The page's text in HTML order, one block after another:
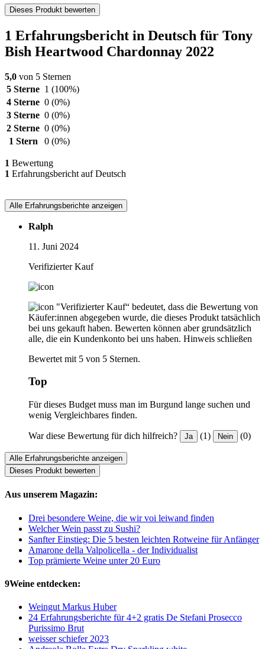
Dieses Produkt bewerten
1 Erfahrungsbericht in Deutsch für Tony
Bish Heartwood Chardonnay 2022
5,0 von 5 Sternen
5 Sterne 1 (100%)
4 Sterne 0 (0%)
3 Sterne 0 (0%)
2 Sterne 0 (0%)
1 Stern
0 (0%)
1 Bewertung
1 Erfahrungsbericht auf Deutsch
Alle Erfahrungsberichte anzeigen
Ralph
11. Juni 2024
Verifizierter Kauf
"Verifizierter Kauf“ bedeutet, dass die Bewertung von
Käufer:innen abgegeben wurde, die dieses Produkt tatsächlich
bei uns gekauft haben. Bewerten können aber grundsätzlich
alle, die ein Kundenkonto bei uns haben. Hinweis schließen
Bewertet mit 5 von 5 Sternen.
Top
Für dieses Budget muss man im Burgund lange suchen und
wenig Vergleichbares finden.
War diese Bewertung für dich hilfreich? Ja (1) Nein (0)
Alle Erfahrungsberichte anzeigen
Dieses Produkt bewerten
Aus unserem Magazin:
Drei besondere Weine, die wir voi leiwand finden
Welcher Wein passt zu Sushi?
Sanfter Einstieg: Die 5 besten leichten Rotweine für Anfänger
Amarone della Valpolicella - der Individualist
Top prämierte Weine unter 20 Euro
9Weine entdecken:
Weingut Markus Huber
24 Erfahrungsberichte für 4+2 gratis De Stefani Prosecco
Purissimo Brut
weisser schiefer 2023